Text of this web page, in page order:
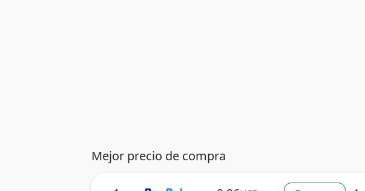
Mejor precio de compra